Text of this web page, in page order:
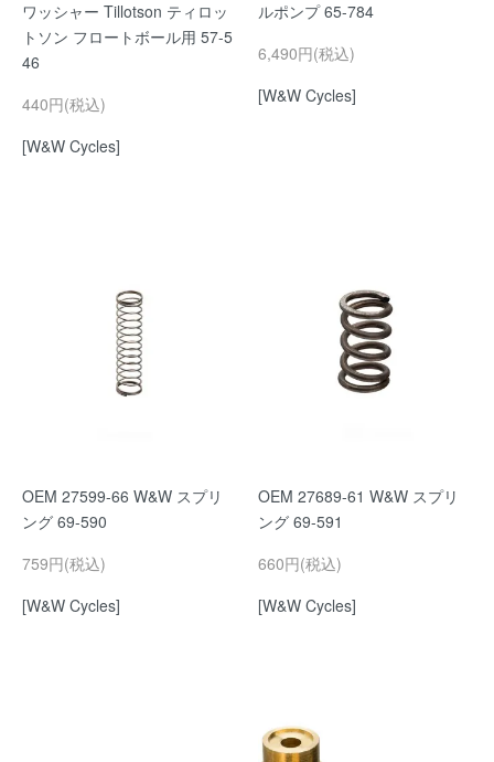
ワッシャー Tillotson ティロッ
トソン フロートボール用 57-5
46
440円(税込)
[W&W Cycles]
ルポンプ 65-784
6,490円(税込)
[W&W Cycles]
OEM 27599-66 W&W スプリ
ング 69-590
759円(税込)
[W&W Cycles]
OEM 27689-61 W&W スプリ
ング 69-591
660円(税込)
[W&W Cycles]